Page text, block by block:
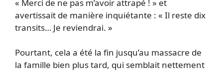
« Merci de ne pas m’avoir attrapé ! » et
avertissait de manière inquiétante : « Il reste dix
transits… Je reviendrai. »
Pourtant, cela a été la fin jusqu’au massacre de
la famille bien plus tard, qui semblait nettement